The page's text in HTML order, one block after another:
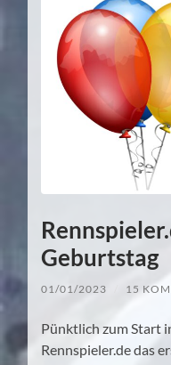
Geburtstag
01/01/2023 15
Pünktlich zum Start
Rennspieler.de das